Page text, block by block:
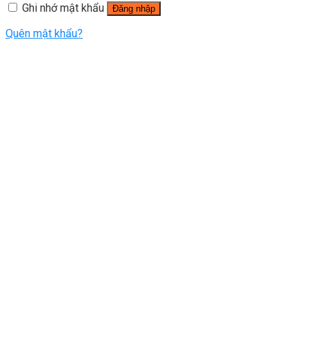
Ghi nhớ mật khẩu
Đăng nhập
Quên mật khẩu?